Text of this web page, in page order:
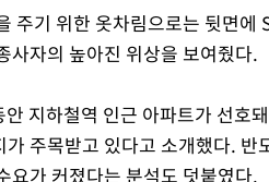
주기 위한 옷차림으로는 뒷면
사자의 높아진 위상을 보여줬다.
안 지하철역 인근 아파트가 선호
가 주목받고 있다고 소개했다.
요가 커졌다는 분석도 덧붙였다.